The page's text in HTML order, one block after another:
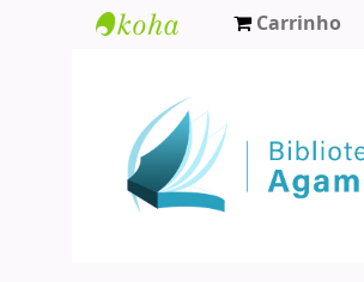
Agamenon
Magalhães
Carrinho